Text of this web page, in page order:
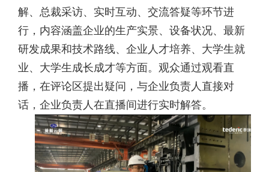
解、总裁采访、实时互动、交流答疑等环节进
行，内容涵盖企业的生产实景、设备状况、最新
研发成果和技术路线、企业人才培养、大学生就
业、大学生成长成才等方面。观众通过观看直
播，在评论区提出疑问，与企业负责人直接对
话，企业负责人在直播间进行实时解答。